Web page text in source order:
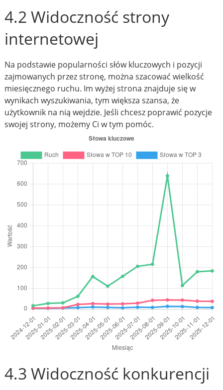
4.2 Widoczność strony
internetowej
Na podstawie popularności słów kluczowych i pozycji
zajmowanych przez stronę, można szacować wielkość
miesięcznego ruchu. Im wyżej strona znajduje się w
wynikach wyszukiwania, tym większa szansa, że
użytkownik na nią wejdzie. Jeśli chcesz poprawić pozycje
swojej strony, możemy Ci w tym pomóc.
4.3 Widoczność konkurencji